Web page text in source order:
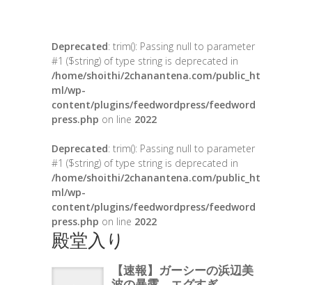
Deprecated: trim(): Passing null to parameter
#1 ($string) of type string is deprecated in
/home/shoithi/2chanantena.com/public_ht
ml/wp-
content/plugins/feedwordpress/feedword
press.php on line 2022
Deprecated: trim(): Passing null to parameter
#1 ($string) of type string is deprecated in
/home/shoithi/2chanantena.com/public_ht
ml/wp-
content/plugins/feedwordpress/feedword
press.php on line 2022
殿堂入り